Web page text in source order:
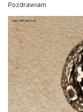
Pozdrawiam